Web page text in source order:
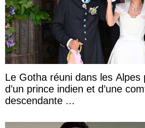
Le Gotha réuni dans les Alpes
d’un prince indien et d’une
descendante ...